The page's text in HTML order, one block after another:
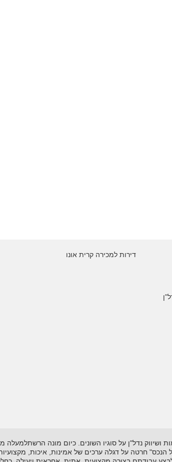
דירות למכירה קרית אונו
הנכס" חרטה על דגלה ערכים של אמינות, איכות,